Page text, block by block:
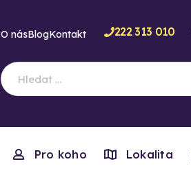
O násBlogKontakt 222 313 010
Pro koho Lokalita